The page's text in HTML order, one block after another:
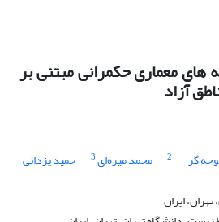
های معماری حکمرانی مبتنی بر
آزاد
گر 2 محمد میره‌ای3 حمید یزدانی
ایران